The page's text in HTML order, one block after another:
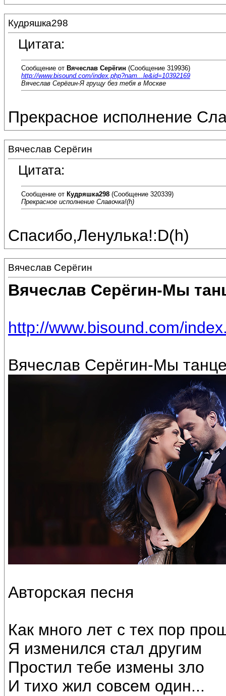
Кудряшка298
Цитата:
Сообщение от Вячеслав Серёгин (Сообщение 319936)
http://www.bisound.com/index.php?nam...le&id=10392169
Вячеслав Серёгин-Я грущу без тебя в Москве
Прекрасное исполнение
Вячеслав Серёгин
Цитата:
Сообщение от Кудряшка298 (Сообщение 320339)
Прекрасное исполнение Славочка!(h)
Спасибо,Ленулька!:D(h)
Вячеслав Серёгин
Вячеслав Серёгин-Мы
http://www.bisound.com/
Вячеслав Серёгин-Мы
Авторская песня
Как много лет с тех пор
Я изменился стал другим
Простил тебе измены зло
И тихо жил совсем один...